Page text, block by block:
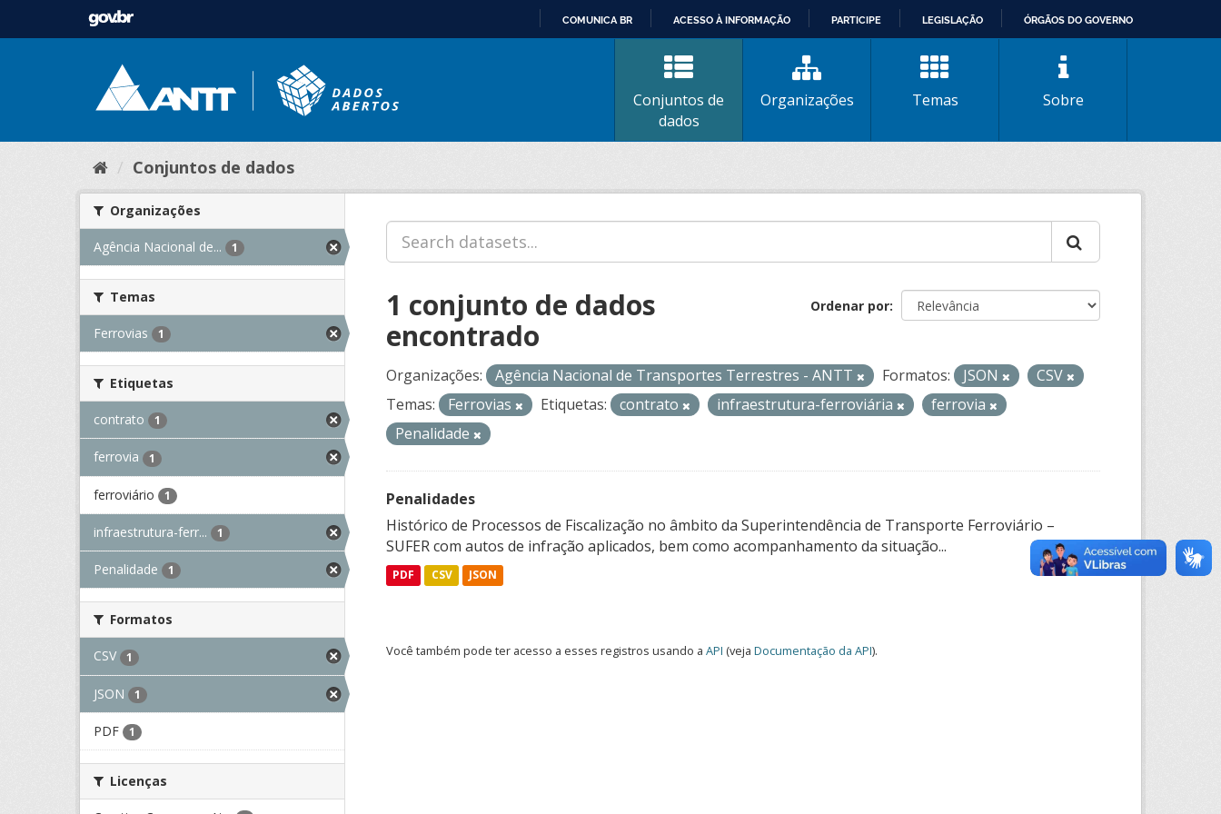
CONTEÚDO
COMUNICA BR ACESSO À INFORMAÇÃO PARTICIPE LEGISLAÇÃO ÓRGÃOS DO GOVERNO
Conjuntos de
dados
Organizações Temas Sobre
Conjuntos de dados
Organizações
Agência Nacional de... 1
Temas
Ferrovias 1
Etiquetas
contrato 1
ferrovia 1
ferroviário 1
infraestrutura-ferr... 1
Penalidade 1
Formatos
CSV 1
JSON 1
PDF 1
Licenças
Ordenar por
1 conjunto de dados
encontrado
Organizações: Agência Nacional de Transportes Terrestres - ANTT Formatos: JSON
CSV
Temas:
Ferrovias Etiquetas: contrato infraestrutura-ferroviária
ferrovia
Penalidade
Penalidades
Histórico de Processos de Fiscalização no âmbito da Superintendência de Transporte Ferroviário –
SUFER com autos de infração aplicados, bem como acompanhamento da situação...
PDF CSV JSON
Você também pode ter acesso a esses registros usando a API (veja Documentação da API).